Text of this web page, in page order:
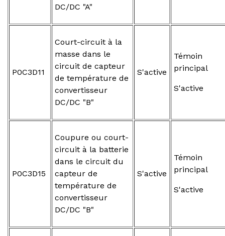
DC/DC "A"
P0C3D11
Court-circuit à la
masse dans le
circuit de capteur
de température de
convertisseur
DC/DC "B"
S'active
Témoin
principal
S'active
P0C3D15
Coupure ou court-
circuit à la batterie
dans le circuit du
capteur de
température de
convertisseur
DC/DC "B"
S'active
Témoin
principal
S'active